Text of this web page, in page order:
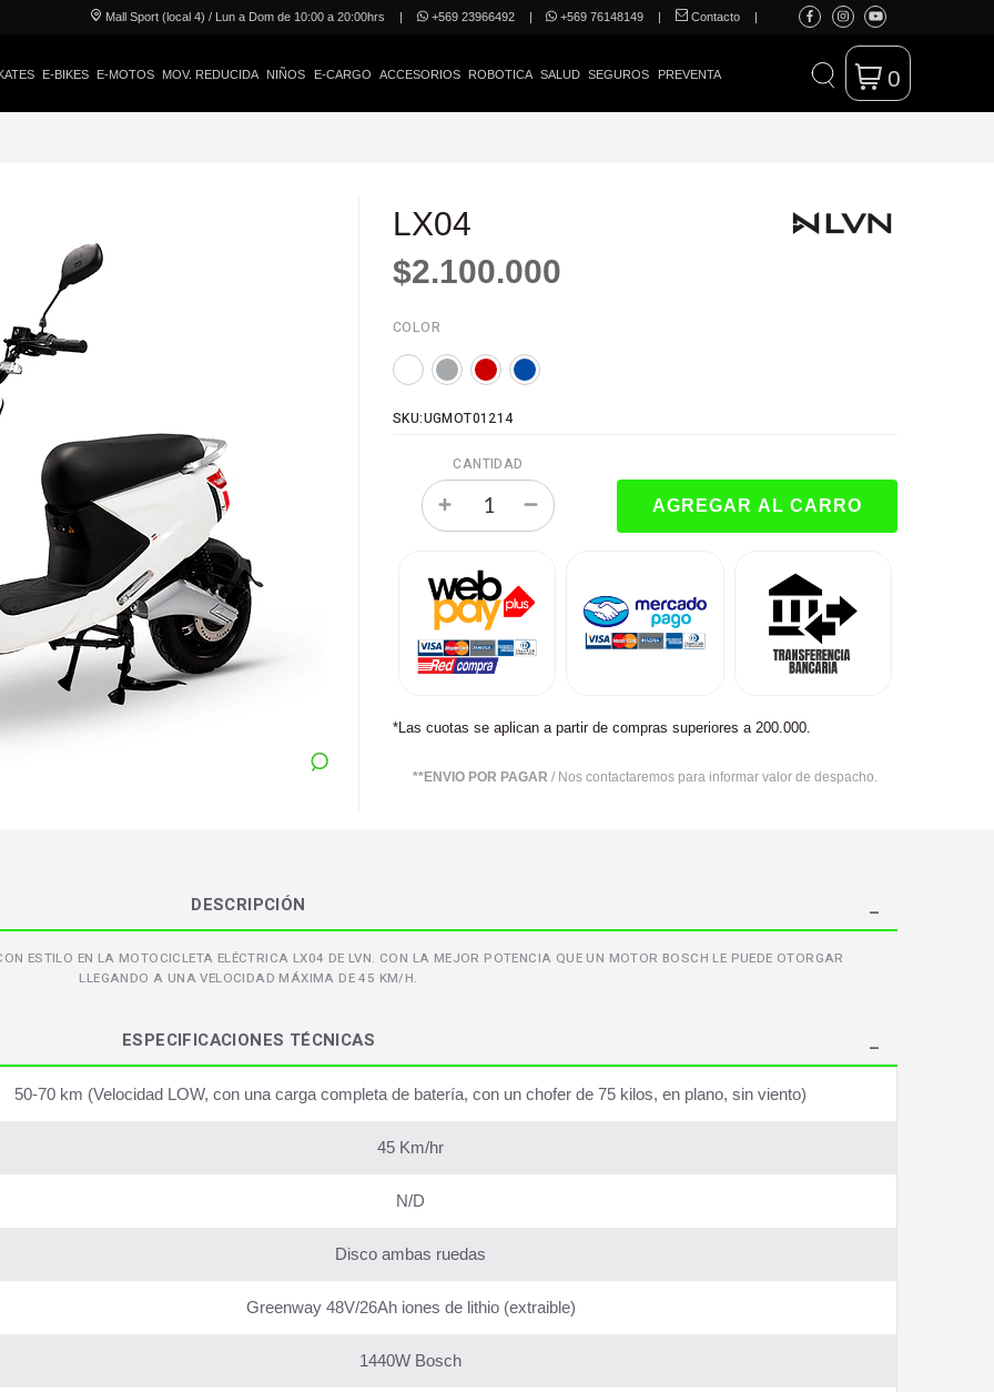
Mall Sport (local 4) / Lun a Dom de 10:00 a 20:00hrs | +569 23966492 | +569 76148149 | Contacto |
E-BIKES E-MOTOS MOV. REDUCIDA NIÑOS E-CARGO ACCESORIOS ROBOTICA SALUD SEGUROS PREVENTA 0
LX04
$2.100.000
COLOR
SKU:UGMOT01214
CANTIDAD
*Las cuotas se aplican a partir de compras superiores a 200.000.
**ENVIO POR PAGAR / Nos contactaremos para informar valor de despacho.
DESCRIPCIÓN
ESTILO EN LA MOTOCICLETA ELÉCTRICA LX04 DE LVN. CON LA MEJOR POTENCIA QUE UN MOTOR BOSCH LE PUEDE OTORGAR
LLEGANDO A UNA VELOCIDAD MÁXIMA DE 45 KM/H.
ESPECIFICACIONES TÉCNICAS
50-70 km (Velocidad LOW, con una carga completa de batería, con un chofer de 75 kilos, en plano, sin viento)
45 Km/hr
N/D
Disco ambas ruedas
Greenway 48V/26Ah iones de lithio (extraible)
1440W Bosch